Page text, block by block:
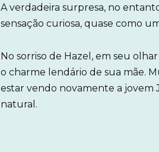
A verdadeira surpresa, no
sensação curiosa, quase como
No sorriso de Hazel, em seu
o charme lendário de sua mãe.
estar vendo novamente a jovem
natural.